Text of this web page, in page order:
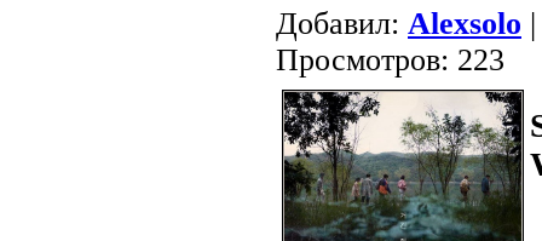
Добавил: Alexsolo
Просмотров: 223